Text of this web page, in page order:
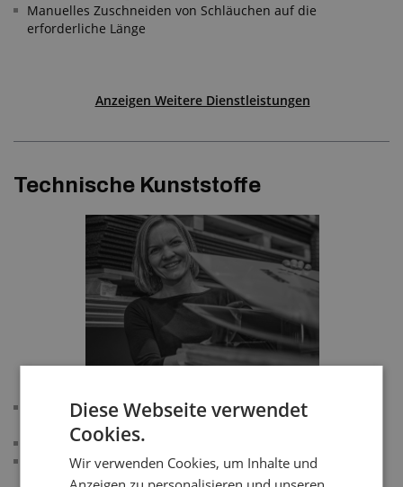
Manuelles Zuschneiden von Schläuchen auf die
erforderliche Länge
Anzeigen Weitere Dienstleistungen
Technische Kunststoffe
Schneiden von Kompaktmaterialien mit digitalem
Wasserstrahlschneiden
3D-Wasserstrahlschneiden
Diese Webseite verwendet
Cookies.
Wir verwenden Cookies, um Inhalte und